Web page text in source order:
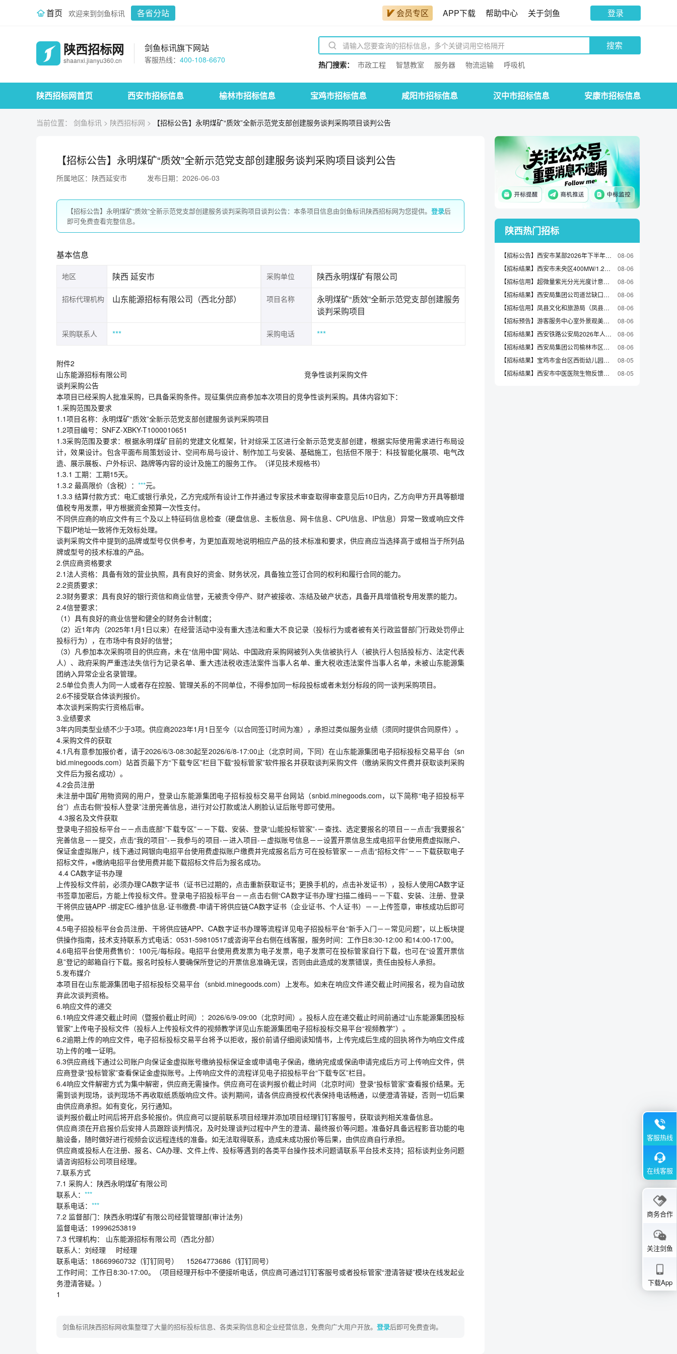
首页 欢迎来到剑鱼标讯 各省分站 会员专区 APP下载 帮助中心 关于剑鱼 登录
陕西招标网
shaanxi.jianyu360.cn
剑鱼标讯旗下网站
客服热线： 400-108-6670
搜索
热门搜索： 市政工程 智慧教室 服务器 物流运输 呼吸机
陕西招标网首页 西安市招标信息 榆林市招标信息 宝鸡市招标信息 咸阳市招标信息 汉中市招标信息 安康市招标信息
当前位置： 剑鱼标讯 > 陕西招标网 > 【招标公告】永明煤矿“质效”全新示范党支部创建服务谈判采购项目谈判公告
【招标公告】永明煤矿“质效”全新示范党支部创建服务谈判采购项目谈判公告
所属地区：陕西延安市 发布日期：2026-06-03
【招标公告】永明煤矿“质效”全新示范党支部创建服务谈判采购项目谈判公告：本条项目信息由剑鱼标讯陕西招标网为您提供。 登录后
即可免费查看完整信息。
基本信息
地区 陕西 延安市 采购单位 陕西永明煤矿有限公司
招标代理机构 山东能源招标有限公司（西北分部） 项目名称
永明煤矿“质效”全新示范党支部创建服务
谈判采购项目
采购联系人 *** 采购电话 ***
附件2
山东能源招标有限公司 竞争性谈判采购文件
谈判采购公告
本项目已经采购人批准采购，已具备采购条件。现征集供应商参加本次项目的竞争性谈判采购。具体内容如下：
1.采购范围及要求
1.1项目名称：永明煤矿“质效”全新示范党支部创建服务谈判采购项目
1.2项目编号：SNFZ-XBKY-T1000010651
1.3采购范围及要求：根据永明煤矿目前的党建文化框架，针对综采工区进行全新示范党支部创建，根据实际使用需求进行布局设
计，效果设计。包含平面布局策划设计、空间布局与设计、制作加工与安装、基础施工，包括但不限于：科技智能化展项、电气改
造、展示展板、户外标识、路牌等内容的设计及施工的服务工作。（详见技术规格书）
1.3.1 工期：工期15天。
1.3.2 最高限价（含税）： ***元。
1.3.3 结算付款方式：电汇或银行承兑，乙方完成所有设计工作并通过专家技术审查取得审查意见后10日内，乙方向甲方开具等额增
值税专用发票，甲方根据资金预算一次性支付。
不同供应商的响应文件有三个及以上特征码信息检查（硬盘信息、主板信息、网卡信息、CPU信息、IP信息）异常一致或响应文件
下载IP地址一致将作无效标处理。
谈判采购文件中提到的品牌或型号仅供参考，为更加直观地说明相应产品的技术标准和要求，供应商应当选择高于或相当于所列品
牌或型号的技术标准的产品。
2.供应商资格要求
2.1法人资格：具备有效的营业执照，具有良好的资金、财务状况，具备独立签订合同的权利和履行合同的能力。
2.2资质要求：
2.3财务要求：具有良好的银行资信和商业信誉，无被责令停产、财产被接收、冻结及破产状态，具备开具增值税专用发票的能力。
2.4信誉要求：
（1）具有良好的商业信誉和健全的财务会计制度；
（2）近1年内（2025年1月1日以来）在经营活动中没有重大违法和重大不良记录（投标行为或者被有关行政监督部门行政处罚停止
投标行为），在市场中有良好的信誉；
（3）凡参加本次采购项目的供应商，未在“信用中国”网站、中国政府采购网被列入失信被执行人（被执行人包括投标方、法定代表
人）、政府采购严重违法失信行为记录名单、重大违法税收违法案件当事人名单、重大税收违法案件当事人名单，未被山东能源集
团纳入异常企业名录管理。
2.5单位负责人为同一人或者存在控股、管理关系的不同单位，不得参加同一标段投标或者未划分标段的同一谈判采购项目。
2.6不接受联合体谈判报价。
本次谈判采购实行资格后审。
3.业绩要求
3年内同类型业绩不少于3项。供应商2023年1月1日至今（以合同签订时间为准），承担过类似服务业绩（须同时提供合同原件）。
4.采购文件的获取
4.1凡有意参加报价者，请于2026/6/3-08:30起至2026/6/8-17:00止（北京时间，下同）在山东能源集团电子招标投标交易平台（sn
bid.minegoods.com）站首页最下方“下载专区”栏目下载“投标管家”软件报名并获取谈判采购文件（缴纳采购文件费并获取谈判采购
文件后为报名成功）。
4.2会员注册
未注册中国矿用物资网的用户，登录山东能源集团电子招标投标交易平台网站（snbid.minegoods.com，以下简称“电子招投标平
台”）点击右侧“投标人登录”注册完善信息，进行对公打款或法人刷脸认证后账号即可使用。
4.3报名及文件获取
登录电子招投标平台－－点击底部“下载专区”－－下载、安装、登录“山能投标管家”-－查找、选定要报名的项目－－点击“我要报名”
完善信息－－提交，点击“我的项目”-－我参与的项目-－进入项目-－虚拟账号信息－－设置开票信息生成电招平台使用费虚拟账户、
保证金虚拟账户，线下通过网银向电招平台使用费虚拟账户缴费并完成报名后方可在投标管家－－点击“招标文件”－－下载获取电子
招标文件，※缴纳电招平台使用费并能下载招标文件后为报名成功。
4.4 CA数字证书办理
上传投标文件前，必须办理CA数字证书（证书已过期的，点击重新获取证书；更换手机的，点击补发证书），投标人使用CA数字证
书签章加密后，方能上传投标文件。登录电子招投标平台－－点击右侧“CA数字证书办理”扫描二维码－－下载、安装、注册、登录
干将供应链APP -绑定EC-维护信息-证书缴费-申请干将供应链CA数字证书（企业证书、个人证书）－－上传签章，审核成功后即可
使用。
4.5电子招投标平台会员注册、干将供应链APP、CA数字证书办理等流程详见电子招投标平台“新手入门－－常见问题”，以上板块提
供操作指南，技术支持联系方式电话：0531-59810517或咨询平台右侧在线客服，服务时间：工作日8:30-12:00 和14:00-17:00。
4.6电招平台使用费售价：100元/每标段。电招平台使用费发票为电子发票，电子发票可在投标管家自行下载，也可在“设置开票信
息”登记的邮箱自行下载。报名时投标人要确保所登记的开票信息准确无误，否则由此造成的发票错误，责任由投标人承担。
5.发布媒介
本项目在山东能源集团电子招标投标交易平台（snbid.minegoods.com）上发布。如未在响应文件递交截止时间报名，视为自动放
弃此次谈判资格。
6.响应文件的递交
6.1响应文件递交截止时间（暨报价截止时间）：2026/6/9-09:00（北京时间）。投标人应在递交截止时间前通过“山东能源集团投标
管家”上传电子投标文件（投标人上传投标文件的视频教学详见山东能源集团电子招标投标交易平台“视频教学”）。
6.2逾期上传的响应文件，电子招标投标交易平台将予以拒收，报价前请仔细阅读知情书，上传完成后生成的回执将作为响应文件成
功上传的唯一证明。
6.3供应商线下通过公司账户向保证金虚拟账号缴纳投标保证金或申请电子保函，缴纳完成或保函申请完成后方可上传响应文件，供
应商登录“投标管家”查看保证金虚拟账号。上传响应文件的流程详见电子招投标平台“下载专区”栏目。
6.4响应文件解密方式为集中解密，供应商无需操作。供应商可在谈判报价截止时间（北京时间）登录“投标管家”查看报价结果。无
需到谈判现场，谈判现场不再收取纸质版响应文件。谈判期间，请各供应商授权代表保持电话畅通，以便澄清答疑，否则一切后果
由供应商承担。如有变化，另行通知。
谈判报价截止时间后将开启多轮报价。供应商可以提前联系项目经理并添加项目经理钉钉客服号，获取谈判相关准备信息。
供应商须在开启报价后安排人员跟踪谈判情况，及时处理谈判过程中产生的澄清、最终报价等问题。准备好具备远程影音功能的电
脑设备，随时做好进行视频会议远程连线的准备。如无法取得联系，造成未成功报价等后果，由供应商自行承担。
供应商或投标人在注册、报名、CA办理、文件上传、投标等遇到的各类平台操作技术问题请联系平台技术支持；招标谈判业务问题
请咨询招标公司项目经理。
7.联系方式
7.1 采购人：陕西永明煤矿有限公司
联系人： ***
联系电话： ***
7.2 监督部门：陕西永明煤矿有限公司经营管理部(审计法务)
监督电话：19996253819
7.3 代理机构： 山东能源招标有限公司（西北分部）
联系人：刘经理 时经理
联系电话：18669960732（钉钉同号） 15264773686（钉钉同号）
工作时间：工作日8:30-17:00。（项目经理开标中不便接听电话，供应商可通过钉钉客服号或者投标管家“澄清答疑”模块在线发起业
务澄清答疑。）
1
剑鱼标讯陕西招标网收集整理了大量的招标投标信息、各类采购信息和企业经营信息，免费向广大用户开放。 登录后即可免费查询。
陕西热门招标
【招标公告】西安市某部2026年下半年役前教育招标公告（2026-VGBYBE-F1013）
08-06
【招标结果】西安市未央区400MW/1.2GWh新型独立储能项目地基承载力及材料检测服务-结果公告
08-06
【招标信用】超微量紫光分光光度计意向公开(2026-yxgs-207)(第1包)
08-06
【招标结果】西安局集团公司道岔缺口监测装置购置中标候选人公示
08-06
【招标信用】凤县文化和旅游局（凤县文物局）凤县文化和旅游资源普查技术支持服务项目履约验收公告
08-06
【招标预告】游客服务中心室外景观美化提升改造工程资格预审公告
08-06
【招标结果】西安铁路公安局2026年人民警察服装采购项目中标公告
08-06
【招标结果】西安局集团公司榆林市区、靖边县、绥德县、灵宝市区汽车定点维修服务委外修（三次）流标公示
08-06
【招标结果】宝鸡市金台区西街幼儿园网上竞价成交公示
08-05
【招标结果】西安市中医医院生物反馈胃动力仪采购项目(二次)结果公告
08-05
客服热线
在线客服
商务合作
关注剑鱼
下载App